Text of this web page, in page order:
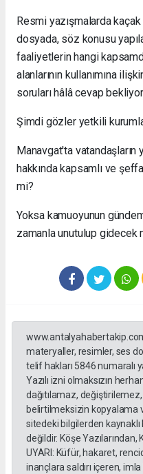
Resmi yazışmalarda
dosyada, söz konusu
faaliyetlerin hangi
alanlarının kullanımına
soruları hâlâ cevap
Şimdi gözler yetkili
Manavgat'ta
hakkında kapsamlı ve
mi?
Yoksa kamuoyunun
zamanla unutulup gidecek
materyaller, resimler, ses
telif hakları 5846 numaralı
Yazılı izni olmaksızın
dağıtılamaz,
belirtilmeksizin kopyalama
sitedeki bilgilerden
değildir. Köşe Yazılarından,
UYARI: Küfür, hakaret,
inançlara saldırı içeren,